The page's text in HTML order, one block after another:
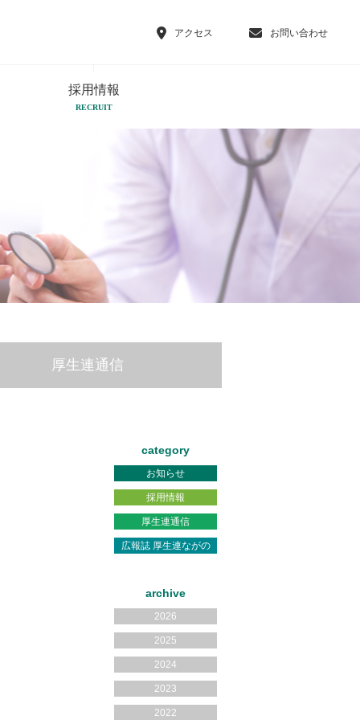
アクセス お問い合わせ
採用情報
RECRUIT
厚生連通信
category
お知らせ
採用情報
厚生連通信
広報誌 厚生連ながの
archive
2026
2025
2024
2023
2022